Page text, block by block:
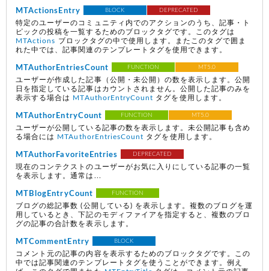
MTActionsEntry BLOCK DEPRECATED
特定のユーザーのコミュニティ内でのアクションのうち、記事・ト
ピックの投稿を一覧するためのブロックタグです。このタグは
MTActions ブロックタグの中で使用します。またこのタグで囲ま
れた中では、記事関連のテンプレートタグを使用できます。
MTAuthorEntriesCount FUNCTION MT5.0
ユーザーが作成した記事（公開・未公開）の数を表示します。公開
日を指定している記事はカウントされません。公開した記事のみを
表示する場合は
MTAuthorEntryCount タグを使用します。
MTAuthorEntryCount FUNCTION MT5.0
ユーザーが公開している記事の数を表示します。未公開記事も含め
る場合には
MTAuthorEntriesCount タグを使用します。
MTAuthorFavoriteEntries DEPRECATED
現在のコンテクストのユーザーがお気に入りにしている記事の一覧
を表示します。通常は...
MTBlogEntryCount FUNCTION
ブログの総記事数(公開している) を表示します。複数のブログを運
用しているとき、下記のモディファイアを指定すると、複数のブロ
グの記事の合計数を表示します。
MTCommentEntry BLOCK
コメント元の記事の内容を表示するためのブロックタグです。この
中では記事関連のテンプレートタグを使うことができます。例え